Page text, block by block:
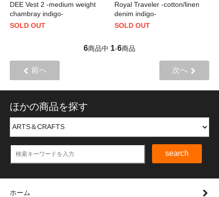
DEE Vest 2 -medium weight
chambray indigo-
SOLD OUT
Royal Traveler -cotton/linen
denim indigo-
SOLD OUT
6商品中 1-6商品
前へ 次へ
ほかの商品を探す
search
ホーム